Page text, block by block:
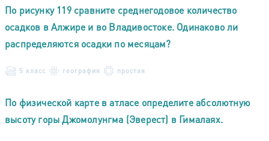
По рисунку 119 сравните среднегодовое количество
осадков в Алжире и во Владивостоке. Одинаково ли
распределяются осадки по месяцам?
5 класс география простая
По физической карте в атласе определите абсолютную
высоту горы Джомолунгма (Эверест) в Гималаях.